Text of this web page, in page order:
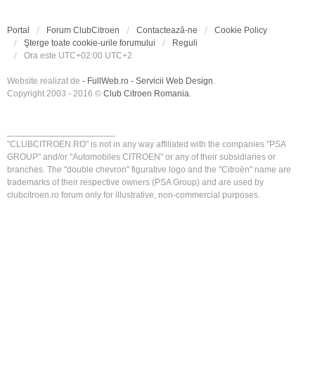
Portal Forum ClubCitroen Contactează-ne
Cookie Policy
Şterge toate cookie-urile forumului
Reguli
Ora este UTC+02:00 UTC+2
Website realizat de - FullWeb.ro - Servicii Web Design.
Copyright 2003 - 2016 © Club Citroen Romania.
"CLUBCITROEN.RO" is not in any way affiliated with the companies "PSA
GROUP" and/or "Automobiles CITROEN" or any of their subsidiaries or
branches. The "double chevron" figurative logo and the "Citroën" name are
trademarks of their respective owners (PSA Group) and are used by
clubcitroen.ro forum only for illustrative, non-commercial purposes.